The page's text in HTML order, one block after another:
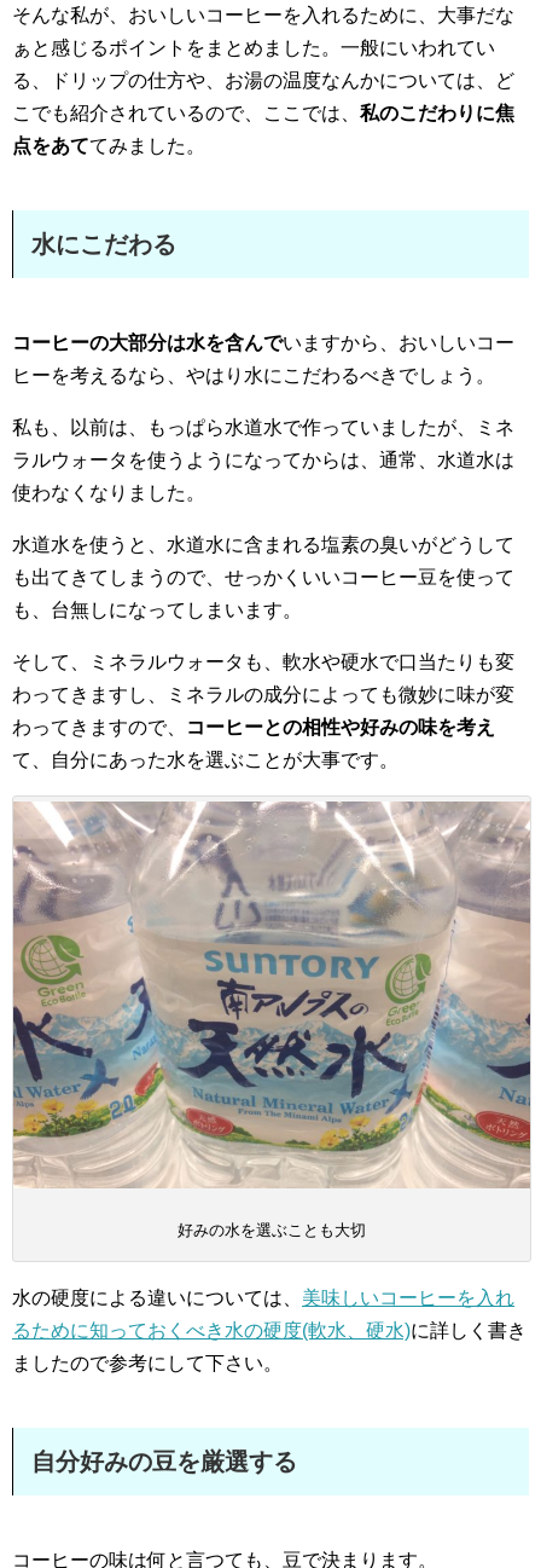
そんな私が、おいしいコーヒーを入れるために、大事だな
ぁと感じるポイントをまとめました。一般にいわれてい
る、ドリップの仕方や、お湯の温度なんかについては、ど
こでも紹介されているので、ここでは、 私のこだわりに焦
点をあててみました。
水にこだわる
コーヒーの大部分は水を含んでいますから、おいしいコー
ヒーを考えるなら、やはり水にこだわるべきでしょう。
私も、以前は、もっぱら水道水で作っていましたが、ミネ
ラルウォータを使うようになってからは、通常、水道水は
使わなくなりました。
水道水を使うと、水道水に含まれる塩素の臭いがどうして
も出てきてしまうので、せっかくいいコーヒー豆を使って
も、台無しになってしまいます。
そして、ミネラルウォータも、軟水や硬水で口当たりも変
わってきますし、ミネラルの成分によっても微妙に味が変
わってきますので、
コーヒーとの相性や好みの味を考え
て、自分にあった水を選ぶことが大事です。
好みの水を選ぶことも大切
水の硬度による違いについては、 美味しいコーヒーを入れ
るために知っておくべき水の硬度(軟水、硬水)に詳しく書き
ましたので参考にして下さい。
自分好みの豆を厳選する
コーヒーの味は何と言つても、豆で決まります。